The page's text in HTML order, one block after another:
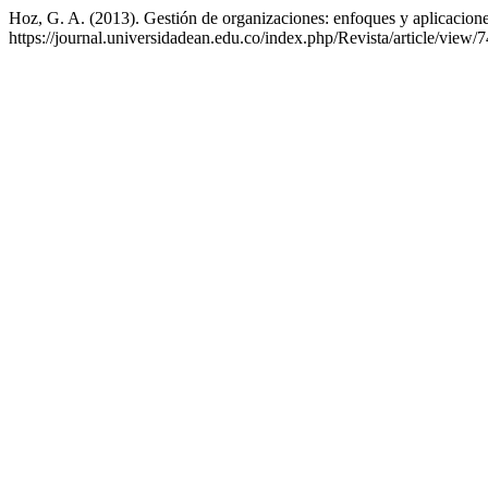
Hoz, G. A. (2013). Gestión de organizaciones: enfoques y
https://journal.universidadean.edu.co/index.php/Revista/article/view/